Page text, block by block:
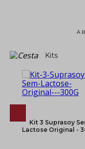
À
Kits
Kit 3 Suprasoy
Lactose Original -